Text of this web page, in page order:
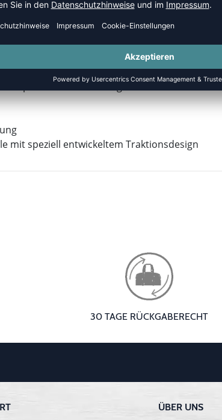
verantwortungsbewusste Performance-
aus hochwertigem Veloursleder und
mit speziell entwickeltem Traktionsdesign
30 TAGE RÜCKGABERECHT
ÜBER UNS